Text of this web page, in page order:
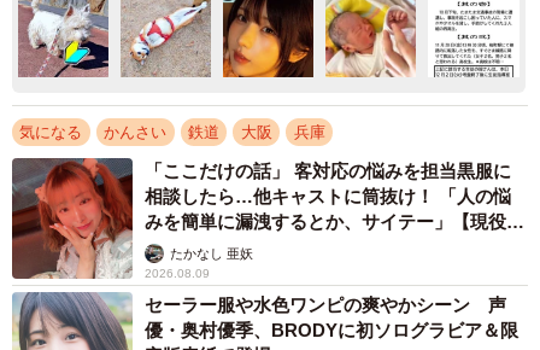
気になる かんさい 鉄道 大阪 兵庫
「ここだけの話」 客対応の悩みを担当黒服に
相談したら…他キャストに筒抜け！ 「人の悩
みを簡単に漏洩するとか、サイテー」【現役キ
ャストに取材】
たかなし 亜妖
2026.08.09
セーラー服や水色ワンピの爽やかシーン 声
優・奥村優季、BRODYに初ソログラビア＆限